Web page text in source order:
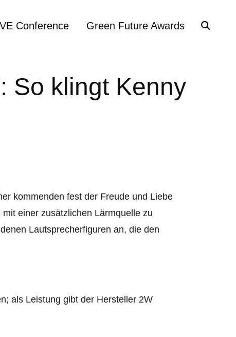
Conference Green Future Awards
So klingt Kenny
kommenden fest der Freude und Liebe
einer zusätzlichen Lärmquelle zu
Lautsprecherfiguren an, die den
als Leistung gibt der Hersteller 2W